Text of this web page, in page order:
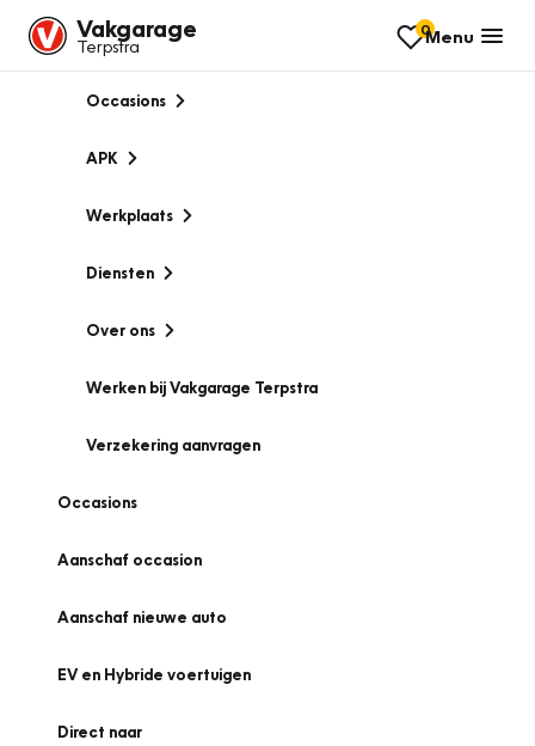
Vakgarage
Terpstra
0Menu
Occasions
APK
Werkplaats
Diensten
Over ons
Werken bij Vakgarage Terpstra
Verzekering aanvragen
Occasions
Aanschaf occasion
Aanschaf nieuwe auto
EV en Hybride voertuigen
Direct naar